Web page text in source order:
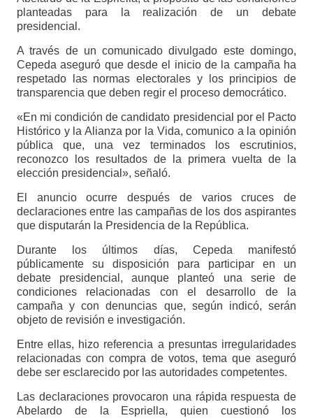
planteadas para la realización de un debate
presidencial.
A través de un comunicado divulgado este domingo,
Cepeda aseguró que desde el inicio de la campaña ha
respetado las normas electorales y los principios de
transparencia que deben regir el proceso democrático.
«En mi condición de candidato presidencial por el Pacto
Histórico y la Alianza por la Vida, comunico a la opinión
pública que, una vez terminados los escrutinios,
reconozco los resultados de la primera vuelta de la
elección presidencial», señaló.
El anuncio ocurre después de varios cruces de
declaraciones entre las campañas de los dos aspirantes
que disputarán la Presidencia de la República.
Durante los últimos días, Cepeda manifestó
públicamente su disposición para participar en un
debate presidencial, aunque planteó una serie de
condiciones relacionadas con el desarrollo de la
campaña y con denuncias que, según indicó, serán
objeto de revisión e investigación.
Entre ellas, hizo referencia a presuntas irregularidades
relacionadas con compra de votos, tema que aseguró
debe ser esclarecido por las autoridades competentes.
Las declaraciones provocaron una rápida respuesta de
Abelardo de la Espriella, quien cuestionó los